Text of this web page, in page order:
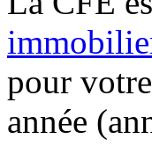
pour
année